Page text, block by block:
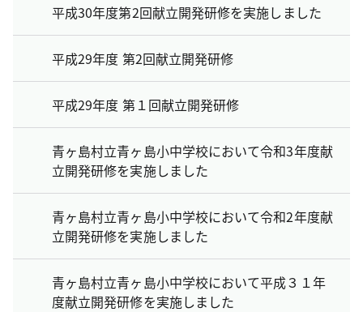
平成30年度第2回献立開発研修を実施しました
平成29年度 第2回献立開発研修
平成29年度 第１回献立開発研修
青ヶ島村立青ヶ島小中学校において令和3年度献
立開発研修を実施しました
青ヶ島村立青ヶ島小中学校において令和2年度献
立開発研修を実施しました
青ヶ島村立青ヶ島小中学校において平成３１年
度献立開発研修を実施しました